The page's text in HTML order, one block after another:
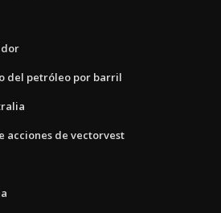
del petróleo por barril
acciones de vectorvest